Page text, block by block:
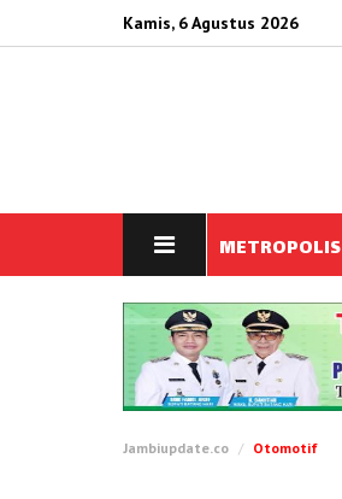
Kamis, 6 Agustus 2026
METROPOLIS
Jambiupdate.co Otomotif